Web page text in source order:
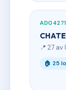
📍 27
🏠 25